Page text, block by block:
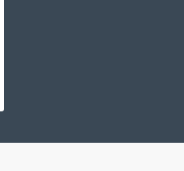
In cazul in care comanda a fost
duminica ne angajam sa